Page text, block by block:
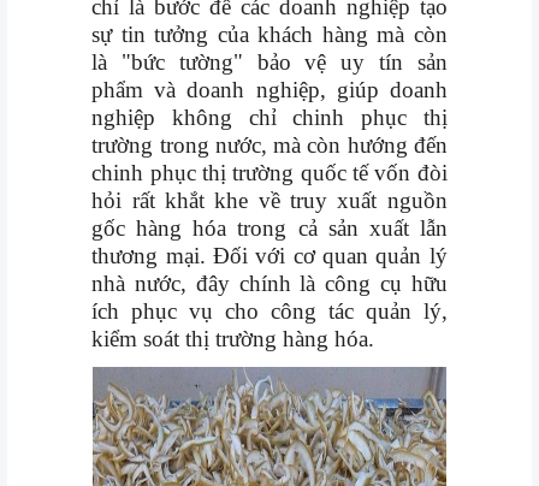
chỉ là bước để các doanh nghiệp tạo
sự tin tưởng của khách hàng mà còn
là "bức tường" bảo vệ uy tín sản
phẩm và doanh nghiệp, giúp doanh
nghiệp không chỉ chinh phục thị
trường trong nước, mà còn hướng đến
chinh phục thị trường quốc tế vốn đòi
hỏi rất khắt khe về truy xuất nguồn
gốc hàng hóa trong cả sản xuất lẫn
thương mại. Đối với cơ quan quản lý
nhà nước, đây chính là công cụ hữu
ích phục vụ cho công tác quản lý,
kiểm soát thị trường hàng hóa.